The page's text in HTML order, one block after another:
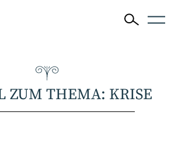
ZUM THEMA: KRISE